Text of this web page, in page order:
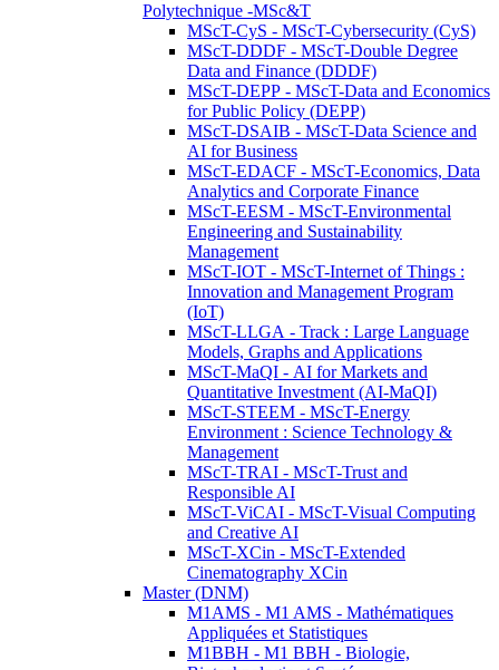
Polytechnique -MSc&T
MScT-CyS - MScT-Cybersecurity (CyS)
MScT-DDDF - MScT-Double Degree
Data and Finance (DDDF)
MScT-DEPP - MScT-Data and Economics
for Public Policy (DEPP)
MScT-DSAIB - MScT-Data Science and
AI for Business
MScT-EDACF - MScT-Economics, Data
Analytics and Corporate Finance
MScT-EESM - MScT-Environmental
Engineering and Sustainability
Management
MScT-IOT - MScT-Internet of Things :
Innovation and Management Program
(IoT)
MScT-LLGA - Track : Large Language
Models, Graphs and Applications
MScT-MaQI - AI for Markets and
Quantitative Investment (AI-MaQI)
MScT-STEEM - MScT-Energy
Environment : Science Technology &
Management
MScT-TRAI - MScT-Trust and
Responsible AI
MScT-ViCAI - MScT-Visual Computing
and Creative AI
MScT-XCin - MScT-Extended
Cinematography XCin
Master (DNM)
M1AMS - M1 AMS - Mathématiques
Appliquées et Statistiques
M1BBH - M1 BBH - Biologie,